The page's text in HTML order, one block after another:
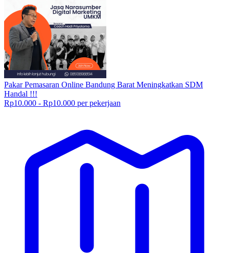
Pakar Pemasaran Online Bandung Barat Meningkatkan SDM
Handal !!!
Rp10.000 - Rp10.000 per pekerjaan